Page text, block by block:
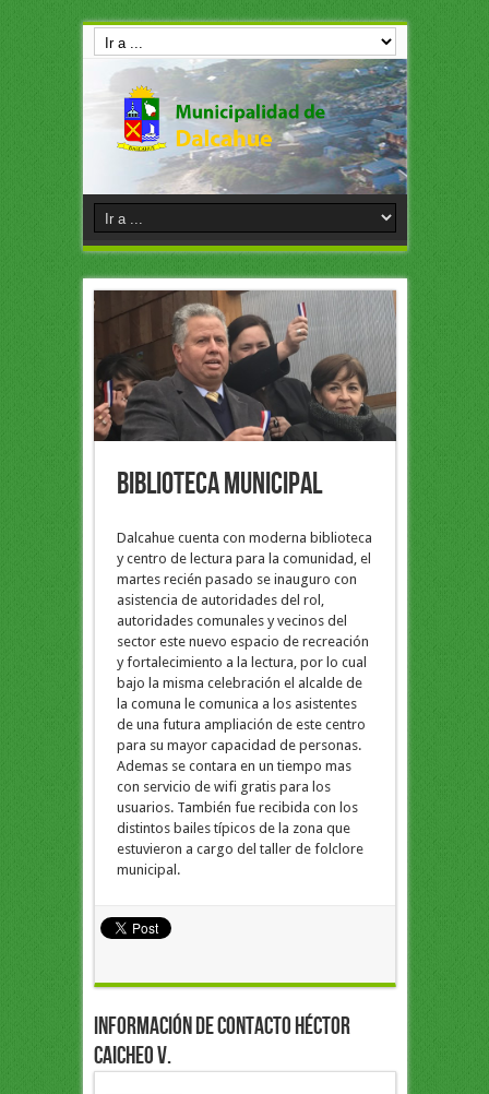
BIBLIOTECA MUNICIPAL
Dalcahue cuenta con moderna biblioteca
y centro de lectura para la comunidad, el
martes recién pasado se inauguro con
asistencia de autoridades del rol,
autoridades comunales y vecinos del
sector este nuevo espacio de recreación
y fortalecimiento a la lectura, por lo cual
bajo la misma celebración el alcalde de
la comuna le comunica a los asistentes
de una futura ampliación de este centro
para su mayor capacidad de personas.
Ademas se contara en un tiempo mas
con servicio de wifi gratis para los
usuarios. También fue recibida con los
distintos bailes típicos de la zona que
estuvieron a cargo del taller de folclore
municipal.
Información de Contacto Héctor
Caicheo V.